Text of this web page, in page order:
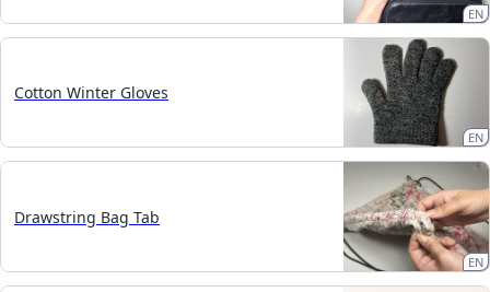
EN
Cotton Winter Gloves
EN
Drawstring Bag Tab
EN